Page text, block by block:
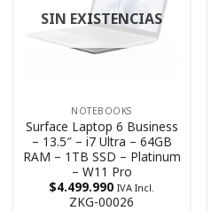
SIN EXISTENCIAS
NOTEBOOKS
Surface Laptop 6 Business
– 13.5″ – i7 Ultra – 64GB
RAM – 1TB SSD – Platinum
– W11 Pro
$4.499.990 IVA Incl.
ZKG-00026